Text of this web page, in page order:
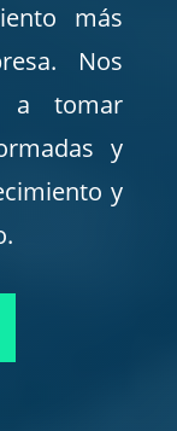
más
Nos
a tomar
y
y